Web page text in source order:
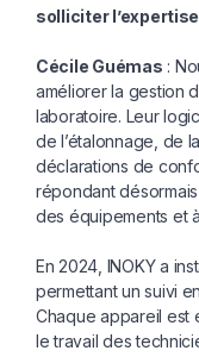
solliciter l’expertise
Cécile Guémas :
améliorer la gestion
laboratoire. Leur
de l’étalonnage, de
déclarations de
répondant
des équipements et
En 2024, INOKY a
permettant un suivi
Chaque appareil est
le travail des